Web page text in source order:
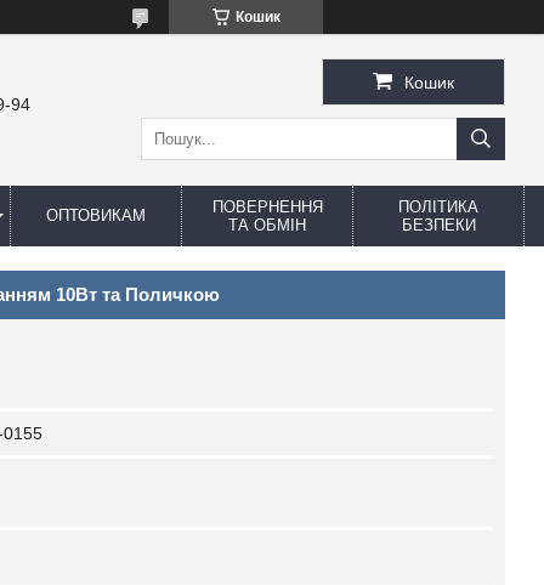
Кошик
94
Кошик
ОПТОВИКАМ
ПОВЕРНЕННЯ
ТА ОБМІН
ПОЛІТИКА
БЕЗПЕКИ
10Вт та Поличкою
0155